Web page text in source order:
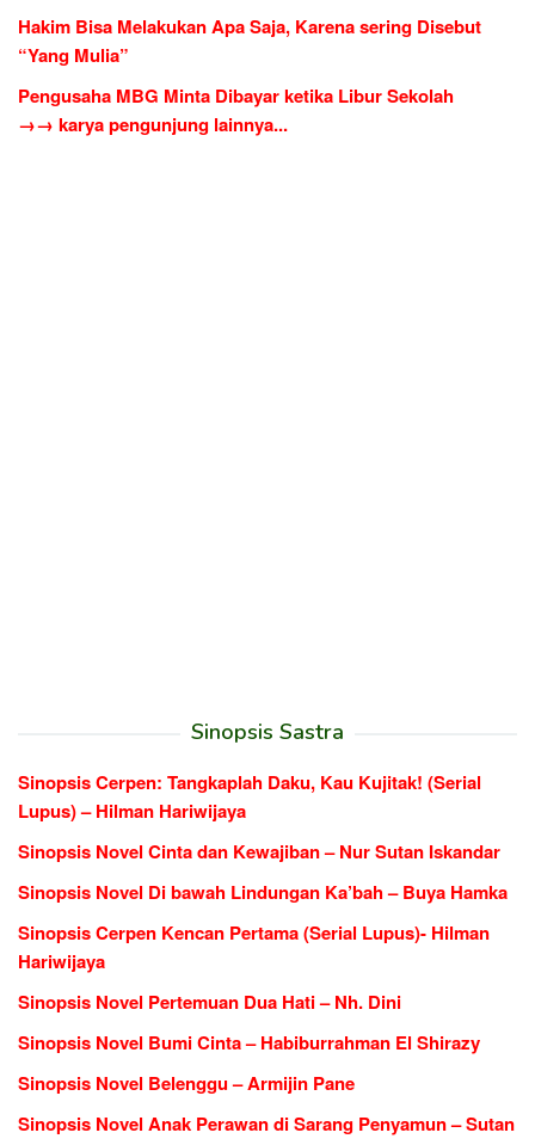
Hakim Bisa Melakukan Apa Saja, Karena sering Disebut
“Yang Mulia”
Pengusaha MBG Minta Dibayar ketika Libur Sekolah
→→ karya pengunjung lainnya...
Sinopsis Sastra
Sinopsis Cerpen: Tangkaplah Daku, Kau Kujitak! (Serial
Lupus) – Hilman Hariwijaya
Sinopsis Novel Cinta dan Kewajiban – Nur Sutan Iskandar
Sinopsis Novel Di bawah Lindungan Ka’bah – Buya Hamka
Sinopsis Cerpen Kencan Pertama (Serial Lupus)- Hilman
Hariwijaya
Sinopsis Novel Pertemuan Dua Hati – Nh. Dini
Sinopsis Novel Bumi Cinta – Habiburrahman El Shirazy
Sinopsis Novel Belenggu – Armijin Pane
Sinopsis Novel Anak Perawan di Sarang Penyamun – Sutan